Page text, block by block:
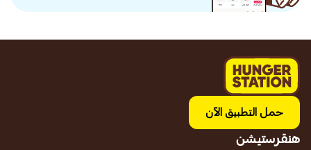
حمل التطبيق الآن
هنقرستيشن